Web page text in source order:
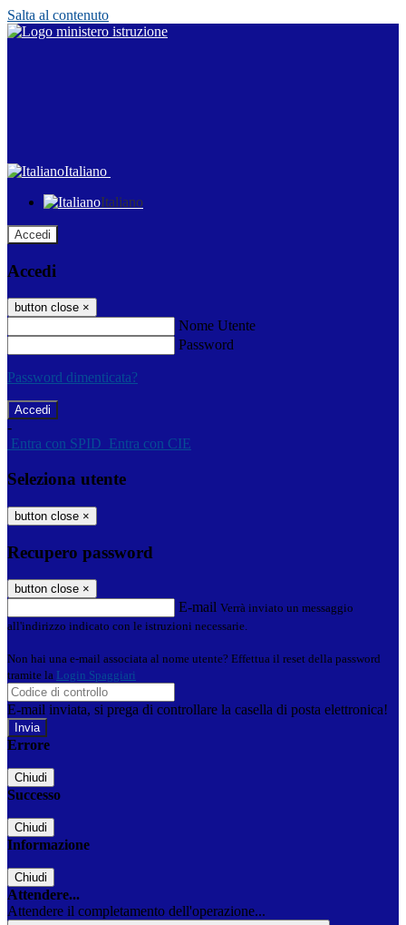
Salta al contenuto
Italiano
Italiano
Accedi
Accedi
button close ×
Nome Utente
Password
Password dimenticata?
-
Entra con SPID Entra con CIE
Seleziona utente
button close ×
Recupero password
button close ×
E-mail Verrà inviato un messaggio
all'indirizzo indicato con le istruzioni necessarie.
Non hai una e-mail associata al nome utente? Effettua il reset della password
tramite la Login Spaggiari
E-mail inviata, si prega di controllare la casella di posta elettronica!
Errore
Chiudi
Successo
Chiudi
Informazione
Chiudi
Attendere...
Attendere il completamento dell'operazione...